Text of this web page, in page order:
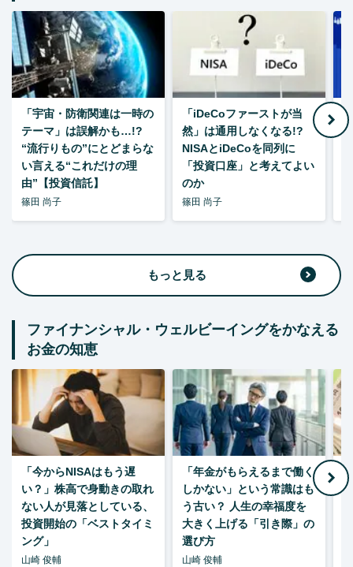
「宇宙・防衛関連は一時の
テーマ」は誤解かも…!?
“流行りもの”にとどまらな
い言える“これだけの理
由”【投資信託】
篠田 尚子
「iDeCoファーストが当
然」は通用しなくなる!?
NISAとiDeCoを同列に
「投資口座」と考えてよい
のか
篠田 尚子
もっと見る
ファイナンシャル・ウェルビーイングをかなえる
お金の知恵
「今からNISAはもう遅
い？」株高で身動きの取れ
ない人が見落としている、
投資開始の「ベストタイミ
ング」
山崎 俊輔
「年金がもらえるまで働く
しかない」という常識はも
う古い？ 人生の幸福度を
大きく上げる「引き際」の
選び方
山崎 俊輔